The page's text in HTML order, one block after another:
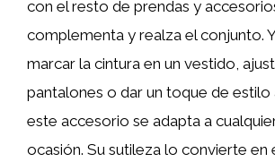
con el resto de prendas y
complementa y realza el conjunto.
marcar la cintura en un vestido,
pantalones o dar un toque de estilo
este accesorio se adapta a
ocasión. Su sutileza lo convierte en